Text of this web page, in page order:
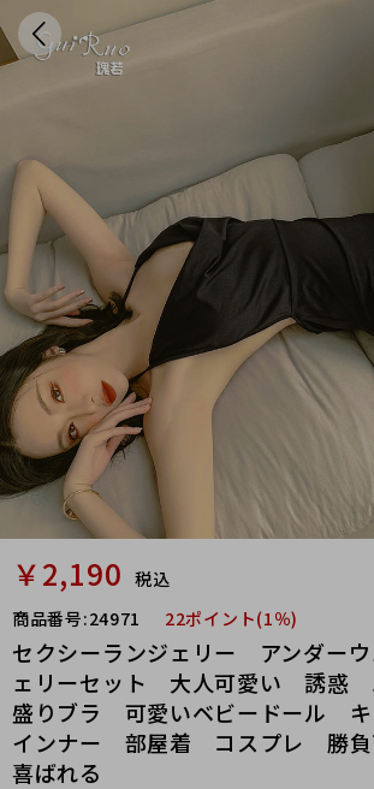
￥2,190 税込
商品番号:24971 22ポイント(1％)
セクシーランジェリー アンダー
ェリーセット 大人可愛い 誘惑
盛りブラ 可愛いベビードール
インナー 部屋着 コスプレ 勝
喜ばれる